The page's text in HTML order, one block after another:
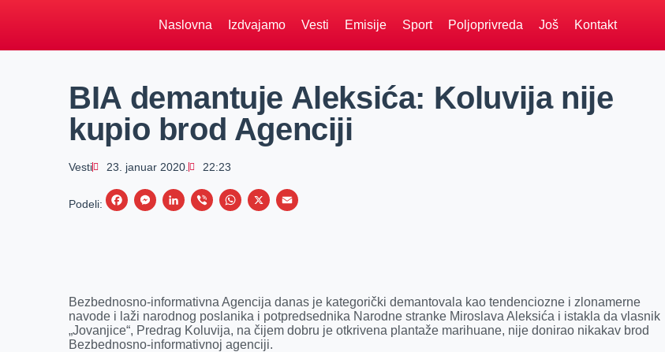
Naslovna Izdvajamo Vesti Emisije Sport Poljoprivreda Još Kontakt
BIA demantuje Aleksića: Koluvija nije
kupio brod Agenciji
Vesti 23. januar 2020. 22:23
Podeli:
F
o
o
M
n
g
L
d
I
V
W
A
p
X
Bezbednosno-informativna Agencija danas je kategorički demantovala kao tendenciozne i zlonamerne
navode i laži narodnog poslanika i potpredsednika Narodne stranke Miroslava Aleksića i istakla da vlasnik
„Jovanjice“, Predrag Koluvija, na čijem dobru je otkrivena plantaže marihuane, nije donirao nikakav brod
Bezbednosno-informativnoj agenciji.